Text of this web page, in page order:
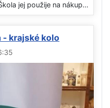
jej použije na nákup...
- krajské kolo